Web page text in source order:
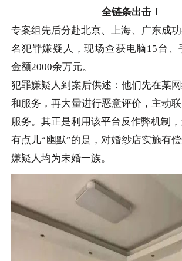
全链条出击！
专案组先后分赴北京、上海、广东成
名犯罪嫌疑人，现场查获电脑15台、
金额2000余万元。
犯罪嫌疑人到案后供述：他们先在某
和服务，再大量进行恶意评价，主动
服务。其正是利用该平台反作弊机制，
有点儿“幽默”的是，对婚纱店实施有
嫌疑人均为未婚一族。